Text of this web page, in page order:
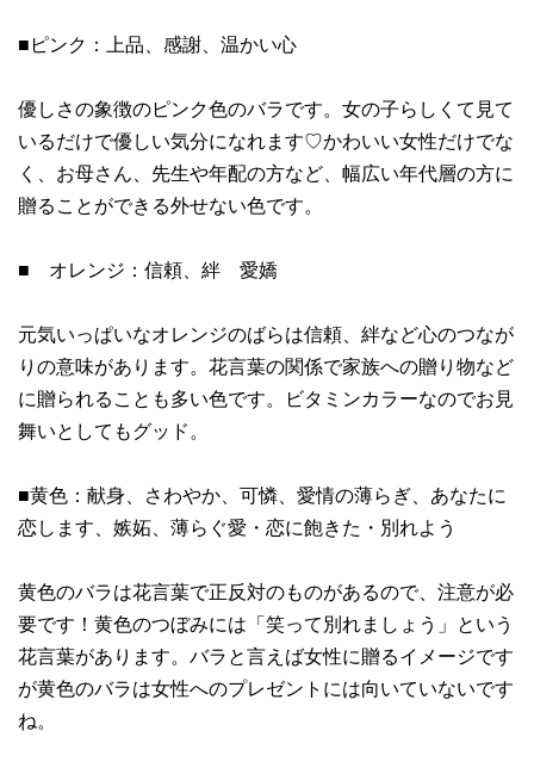
■ピンク：上品、感謝、温かい心
優しさの象徴のピンク色のバラです。女の子らしくて見て
いるだけで優しい気分になれます♡かわいい女性だけでな
く、お母さん、先生や年配の方など、幅広い年代層の方に
贈ることができる外せない色です。
■ オレンジ：信頼、絆 愛嬌
元気いっぱいなオレンジのばらは信頼、絆など心のつなが
りの意味があります。花言葉の関係で家族への贈り物など
に贈られることも多い色です。ビタミンカラーなのでお見
舞いとしてもグッド。
■黄色：献身、さわやか、可憐、愛情の薄らぎ、あなたに
恋します、嫉妬、薄らぐ愛・恋に飽きた・別れよう
黄色のバラは花言葉で正反対のものがあるので、注意が必
要です！黄色のつぼみには「笑って別れましょう」という
花言葉があります。バラと言えば女性に贈るイメージです
が黄色のバラは女性へのプレゼントには向いていないです
ね。